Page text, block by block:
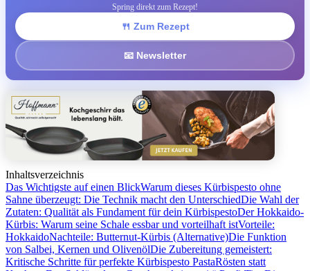
Spring direkt zum Rezept!
🍴 Zum Rezept
📧 Newsletter
Inhaltsverzeichnis
Das Wichtigste auf einen BlickWarum dieses Kürbispesto ohne
Sahne überzeugt: Die Technik macht den UnterschiedDie Wahl der
Zutaten: Qualität als Fundament für dein KürbispestoDer Hokkaido-
Kürbis: Warum seine Schale essbar und vorteilhaft istVorteile:
HokkaidoNachteile: Butternut-Kürbis (Alternative)Die Funktion
von Salbei, Kernen und OlivenölDie Zubereitung gemeistert:
Kritische Schritte für perfekte Kürbispesto PastaRösten statt